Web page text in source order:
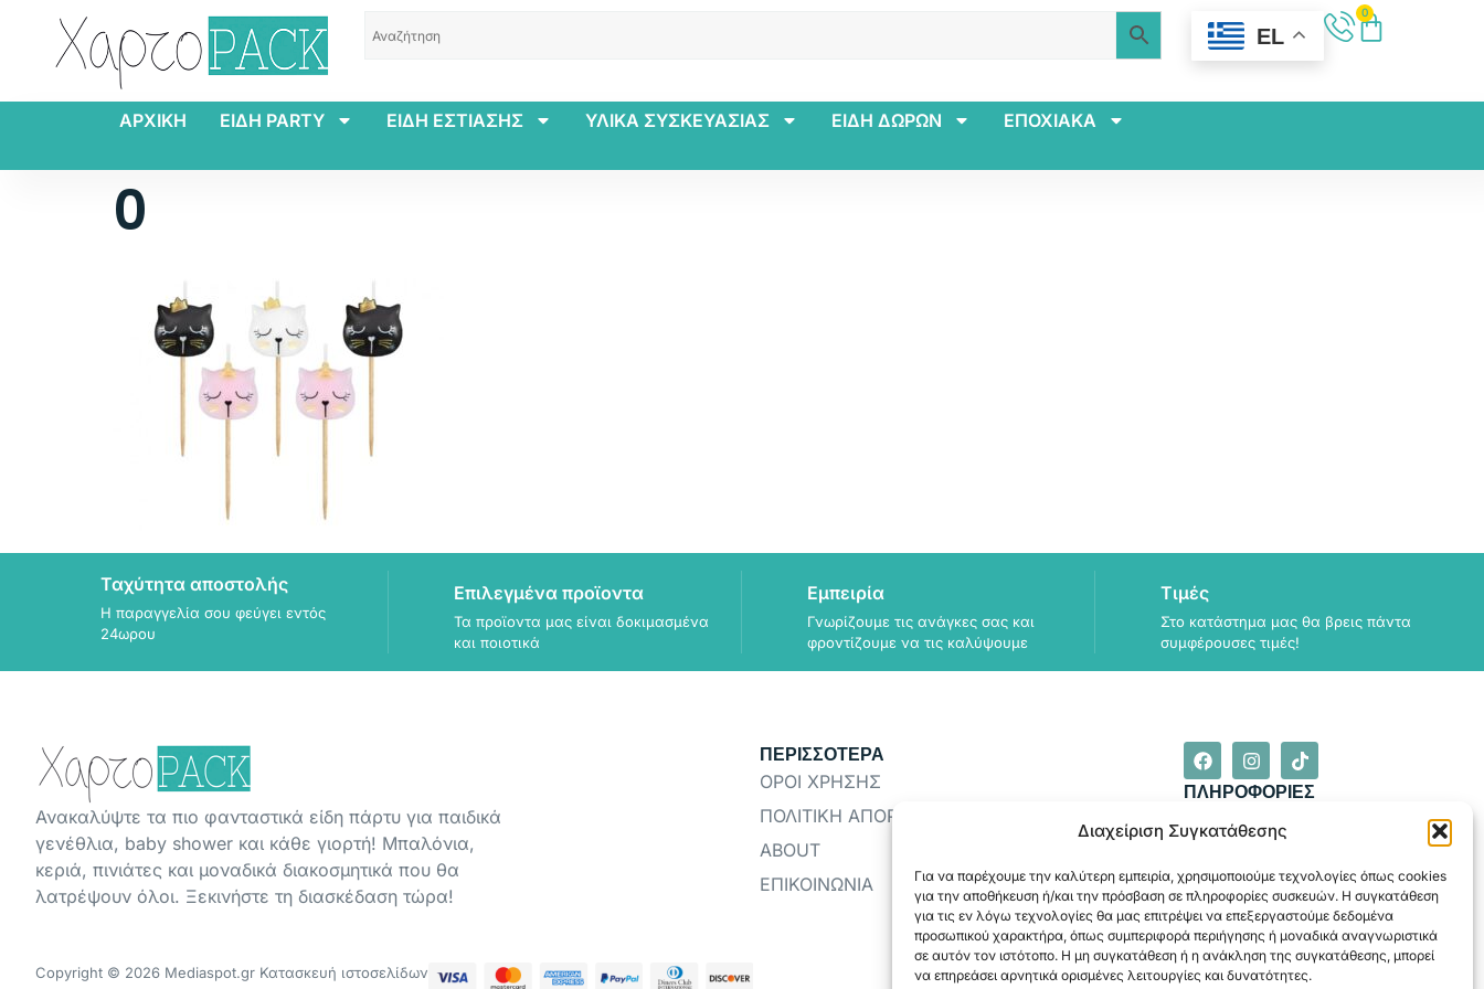
Διαχείριση Συγκατάθεσης
Για να παρέχουμε την καλύτερη εμπειρία, χρησιμοποιούμε τεχνολογίες όπως cookies
για την αποθήκευση ή/και την πρόσβαση σε πληροφορίες συσκευών. Η συγκατάθεση
για τις εν λόγω τεχνολογίες θα μας επιτρέψει να επεξεργαστούμε δεδομένα
προσωπικού χαρακτήρα, όπως συμπεριφορά περιήγησης ή μοναδικά αναγνωριστικά
σε αυτόν τον ιστότοπο. Η μη συγκατάθεση ή η ανάκληση της συγκατάθεσης, μπορεί
να επηρεάσει αρνητικά ορισμένες λειτουργίες και δυνατότητες.
EL
0
ΑΡΧΙΚΗ ΕΙΔΗ PARTY ΕΙΔΗ ΕΣΤΙΑΣΗΣ ΥΛΙΚΑ ΣΥΣΚΕΥΑΣΙΑΣ ΕΙΔΗ ΔΩΡΩΝ ΕΠΟΧΙΑΚΑ
0
Ταχύτητα αποστολής
Η παραγγελία σου φεύγει εντός
24ωρου
Επιλεγμένα προϊοντα
Τα προϊοντα μας είναι δοκιμασμένα
και ποιοτικά
Εμπειρία
Γνωρίζουμε τις ανάγκες σας και
φροντίζουμε να τις καλύψουμε
Τιμές
Στο κατάστημα μας θα βρεις πάντα
συμφέρουσες τιμές!
Ανακαλύψτε τα πιο φανταστικά είδη πάρτυ για παιδικά
γενέθλια, baby shower και κάθε γιορτή! Μπαλόνια,
κεριά, πινιάτες και μοναδικά διακοσμητικά που θα
λατρέψουν όλοι. Ξεκινήστε τη διασκέδαση τώρα!
ΠΕΡΙΣΣΟΤΕΡΑ
ΟΡΟΙ ΧΡΗΣΗΣ
ΠΟΛΙΤΙΚΗ ΑΠΟΡΡΗΤΟΥ
ABOUT
ΕΠΙΚΟΙΝΩΝΙΑ
ΠΛΗΡΟΦΟΡΙΕΣ
ΑΠΟΣΤΟΛΗ
Copyright © 2026 Mediaspot.gr Κατασκευή ιστοσελίδων